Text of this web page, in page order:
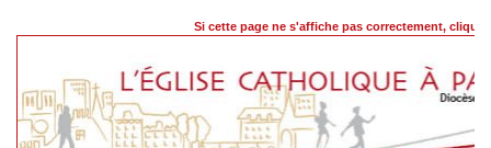
Si cette page ne s'affiche pas correctement,